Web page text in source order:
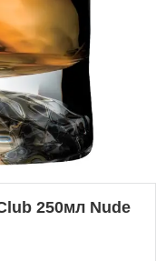
250мл Nude